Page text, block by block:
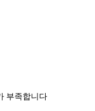
부족합니다